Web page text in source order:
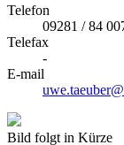
Telefon
09281 / 84
Telefax
-
E-mail
Bild folgt in Kürze